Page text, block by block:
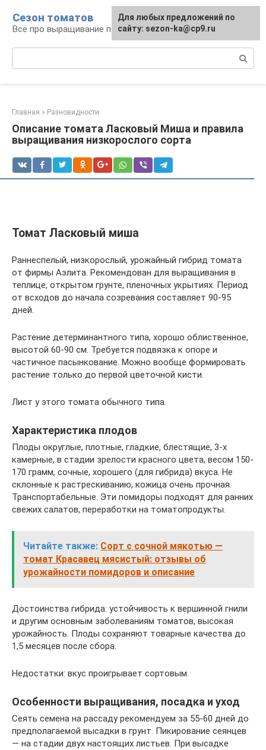
контенту
Сезон томатов
Всё про выращивание помидоров
Главная » Разновидности
Описание томата Ласковый Миша и правила
выращивания низкорослого сорта
Томат Ласковый миша
Раннеспелый, низкорослый, урожайный гибрид томата
от фирмы Аэлита. Рекомендован для выращивания в
теплице, открытом грунте, пленочных укрытиях. Период
от всходов до начала созревания составляет 90-95
дней.
Растение детерминантного типа, хорошо облиственное,
высотой 60-90 см. Требуется подвязка к опоре и
частичное пасынкование. Можно вообще формировать
растение только до первой цветочной кисти.
Лист у этого томата обычного типа.
Характеристика плодов
Плоды округлые, плотные, гладкие, блестящие, 3-х
камерные, в стадии зрелости красного цвета, весом 150-
170 грамм, сочные, хорошего (для гибрида) вкуса. Не
склонные к растрескиванию, кожица очень прочная.
Транспортабельные. Эти помидоры подходят для ранних
свежих салатов, переработки на томатопродукты.
Читайте также: Сорт с сочной мякотью —
томат Красавец мясистый: отзывы об
урожайности помидоров и описание
Достоинства гибрида: устойчивость к вершинной гнили
и другим основным заболеваниям томатов, высокая
урожайность. Плоды сохраняют товарные качества до
1,5 месяцев после сбора.
Недостатки: вкус проигрывает сортовым.
Особенности выращивания, посадка и уход
Сеять семена на рассаду рекомендуем за 55-60 дней до
предполагаемой высадки в грунт. Пикирование сеянцев
— на стадии двух настоящих листьев. При высадке
Для любых предложений по
сайту: sezon-ka@cp9.ru